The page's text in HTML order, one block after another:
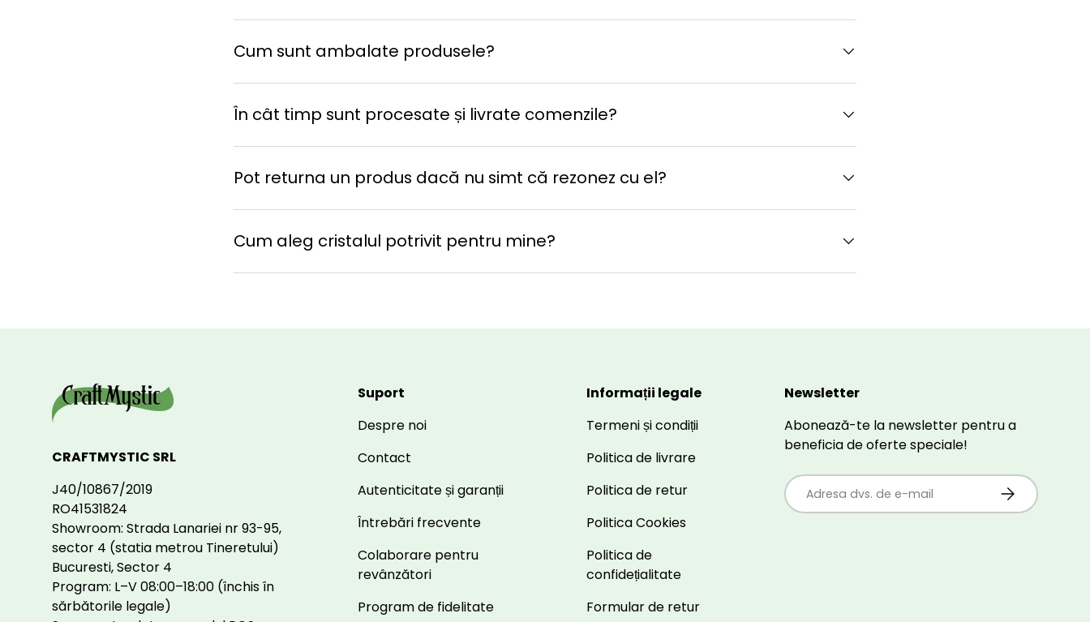
Cum sunt ambalate produsele?
În cât timp sunt procesate și livrate comenzile?
Pot returna un produs dacă nu simt că rezonez cu el?
Cum aleg cristalul potrivit pentru mine?
CRAFTMYSTIC SRL
J40/10867/2019
RO41531824
Showroom: Strada Lanariei nr 93-95,
sector 4 (statia metrou Tineretului)
Bucuresti, Sector 4
Program: L–V 08:00–18:00 (închis în
sărbătorile legale)
Suport
Despre noi
Contact
Autenticitate și garanții
Întrebări frecvente
Colaborare pentru
revânzători
Program de fidelitate
Informații legale
Termeni și condiții
Politica de livrare
Politica de retur
Politica Cookies
Politica de
confidețialitate
Formular de retur
Newsletter
Abonează-te la newsletter pentru a
beneficia de oferte speciale!
E-mail ABONEAZĂ-TE